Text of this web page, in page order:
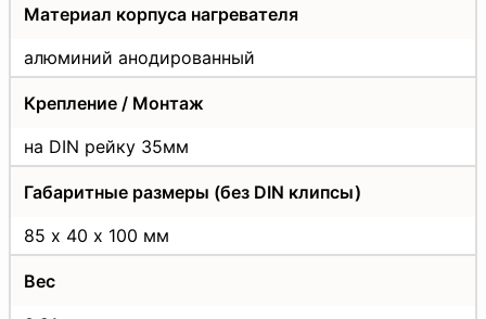
Материал корпуса нагревателя
алюминий анодированный
Крепление / Монтаж
на DIN рейку 35мм
Габаритные размеры (без DIN клипсы)
85 х 40 х 100 мм
Вес